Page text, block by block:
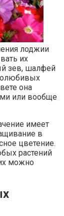
лоджии
их
зев, шалфей
она
или вообще
имеет
в
цветение.
растений
можно